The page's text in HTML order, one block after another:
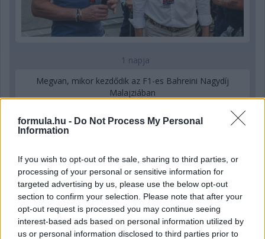
formula.hu - Do Not Process My Personal
Information
If you wish to opt-out of the sale, sharing to third parties, or
processing of your personal or sensitive information for
targeted advertising by us, please use the below opt-out
section to confirm your selection. Please note that after your
opt-out request is processed you may continue seeing
interest-based ads based on personal information utilized by
us or personal information disclosed to third parties prior to
1 napja
Megvan, mikor kezdődik az F1-es Bahreini Nagydíj
Malajziában